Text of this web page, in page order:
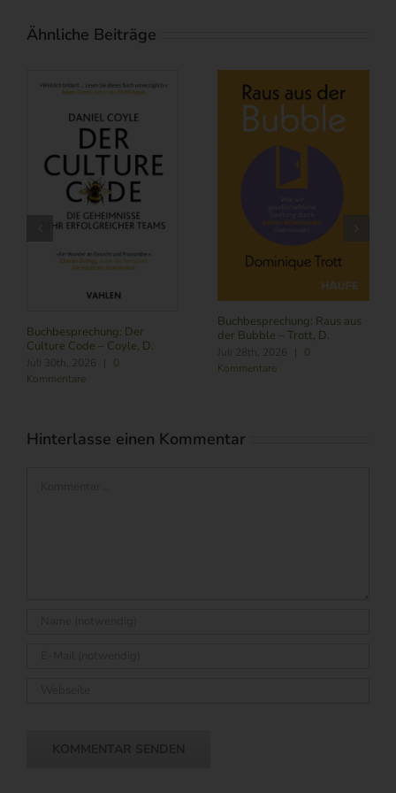
Ähnliche Beiträge
Buchbesprechung: Der
Culture Code – Coyle, D.
Juli 30th, 2026
0
Kommentare
Buchbesprechung: Raus aus
der Bubble – Trott, D.
Juli 28th, 2026
0
Kommentare
Hinterlasse einen Kommentar